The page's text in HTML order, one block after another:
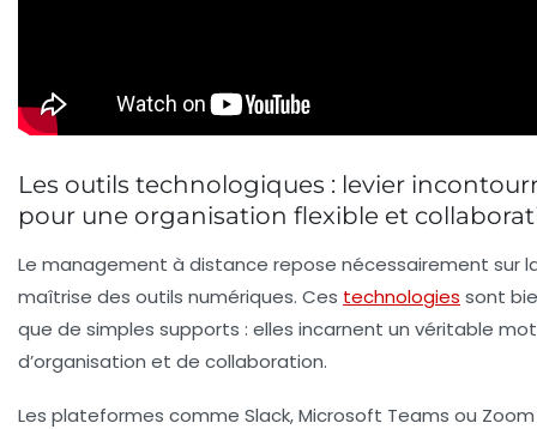
Les outils technologiques : levier
pour une organisation flexible et
Le management à distance repose nécessairement sur
maîtrise des outils numériques. Ces technologies sont
que de simples supports : elles incarnent un véritable
d’organisation et de collaboration.
Les plateformes comme Slack, Microsoft Teams ou